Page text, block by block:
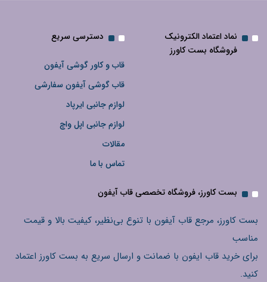
نماد اعتماد الکترونیک
فروشگاه بست کاورز
دسترسی سریع
قاب و کاور گوشی آیفون
قاب گوشی آیفون سفارشی
لوازم جانبی ایرپاد
لوازم جانبی اپل واچ
مقالات
تماس با ما
بست کاورز، فروشگاه تخصصی قاب آیفون
بست کاورز، مرجع قاب آیفون با تنوع بی‌نظیر، کیفیت بالا و قیمت
مناسب
برای خرید قاب ایفون با ضمانت و ارسال سریع به بست کاورز اعتماد
کنید.